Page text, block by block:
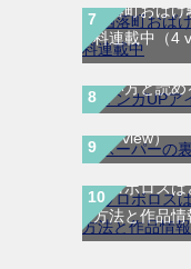
幽落町おば
料連載中
（4
マンガUP!は
使い方と読
スーパーの
る？マンガ
（3 view）
ウロボロス
方法と作品情